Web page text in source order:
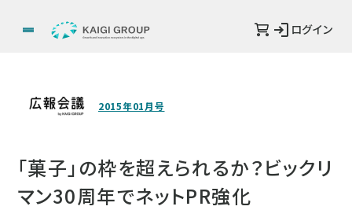
ログイン
2015年01月号
「菓子」の枠を超えられるか？ビックリ
マン30周年でネットPR強化